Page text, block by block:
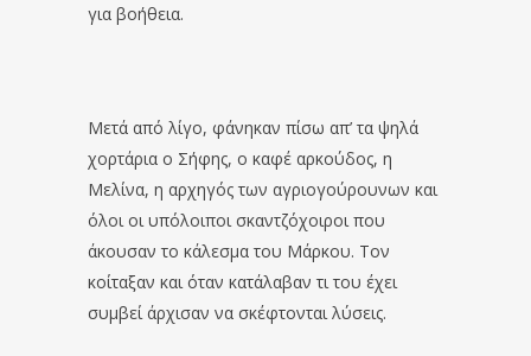
για βοήθεια.
Μετά από λίγο, φάνηκαν πίσω απ’ τα ψηλά
χορτάρια ο Σήφης, ο καφέ αρκούδος, η
Μελίνα, η αρχηγός των αγριογούρουνων και
όλοι οι υπόλοιποι σκαντζόχοιροι που
άκουσαν το κάλεσμα του Μάρκου. Τον
κοίταξαν και όταν κατάλαβαν τι του έχει
συμβεί άρχισαν να σκέφτονται λύσεις.